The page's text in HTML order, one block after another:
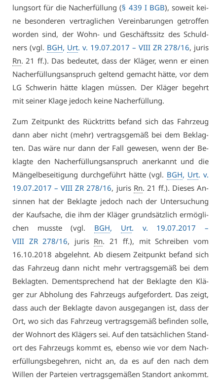
lungs­ort für die Nach­er­fül­lung (§ 439 I BGB), so­weit kei­
ne be­son­de­ren ver­trag­li­chen Ver­ein­ba­run­gen ge­trof­fen
wor­den sind, der Wohn- und Ge­schäfts­sitz des Schuld­
ners (vgl. BGH, Urt. v. 19.07.2017 – VI­II ZR 278/16, ju­ris
Rn. 21 ff.). Das be­deu­tet, dass der Klä­ger, wenn er ei­nen
Nach­er­fül­lungs­an­spruch gel­tend ge­macht hät­te, vor dem
LG Schwe­rin hät­te kla­gen müs­sen. Der Klä­ger be­gehrt
mit sei­ner Kla­ge je­doch kei­ne Nach­er­fül­lung.
Zum Zeit­punkt des Rück­tritts be­fand sich das Fahr­zeug
dann aber nicht (mehr) ver­trags­ge­mäß bei dem Be­klag­
ten. Das wä­re nur dann der Fall ge­we­sen, wenn der Be­
klag­te den Nach­er­fül­lungs­an­spruch an­er­kannt und die
Män­gel­be­sei­ti­gung durch­ge­führt hät­te (vgl. BGH, Urt. v.
19.07.2017 –VI­II ZR 278/16, ju­ris Rn. 21 ff.). Die­ses An­
sin­nen hat der Be­klag­te je­doch nach der Un­ter­su­chung
der Kauf­sa­che, die ihm der Klä­ger grund­sätz­lich er­mög­li­
chen muss­te (vgl. BGH, Urt. v. 19.07.2017 –
VI­II ZR 278/16, ju­ris Rn. 21 ff.), mit Schrei­ben vom
16.10.2018 ab­ge­lehnt. Ab die­sem Zeit­punkt be­fand sich
das Fahr­zeug dann nicht mehr ver­trags­ge­mäß bei dem
Be­klag­ten. Dem­entspre­chend hat der Be­klag­te den Klä­
ger zur Ab­ho­lung des Fahr­zeugs auf­ge­for­dert. Das zeigt,
dass auch der Be­klag­te da­von aus­ge­gan­gen ist, dass der
Ort, wo sich das Fahr­zeug ver­trags­ge­mäß be­fin­den sol­le,
der Wohn­ort des Klä­gers sei. Auf den tat­säch­li­chen Stand­
ort des Fahr­zeugs kommt es, eben­so wie vor dem Nach­
er­fül­lungs­be­geh­ren, nicht an, da es auf den nach dem
Wil­len der Par­tei­en ver­trags­ge­mä­ßen Stand­ort an­kommt.